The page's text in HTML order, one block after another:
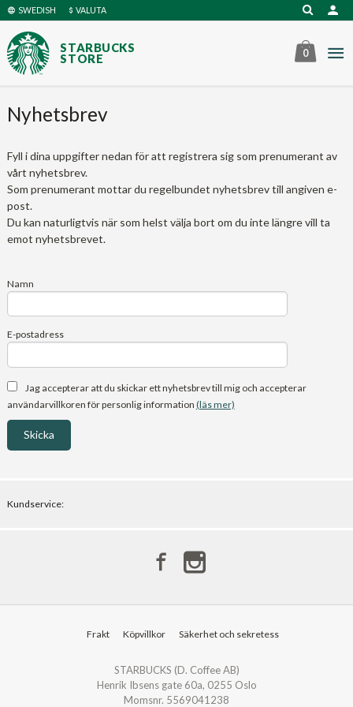
Gå
till
innehåll
SWEDISH VALUTA
STARBUCKS
STORE 0
Nyhetsbrev
Fyll i dina uppgifter nedan för att registrera sig som prenumerant av
vårt nyhetsbrev.
Som prenumerant mottar du regelbundet nyhetsbrev till angiven e-
post.
Du kan naturligtvis när som helst välja bort om du inte längre vill ta
emot nyhetsbrevet.
Namn
E-postadress
Jag accepterar att du skickar ett nyhetsbrev till mig och accepterar
användarvillkoren för personlig information (läs mer)
Kundservice:
Frakt Köpvillkor Säkerhet och sekretess
STARBUCKS (D. Coffee AB)
Henrik Ibsens gate 60a, 0255 Oslo
Momsnr. 5569041238